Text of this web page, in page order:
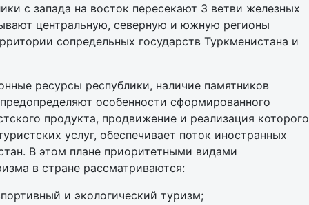
с запада на восток пересекают 3 ветви железных
центральную, северную и южную регионы
сопредельных государств Туркменистана и
ресурсы республики, наличие памятников
особенности сформированного
продукта, продвижение и реализация которого
услуг, обеспечивает поток иностранных
В этом плане приоритетными видами
в стране рассматриваются:
и экологический туризм;